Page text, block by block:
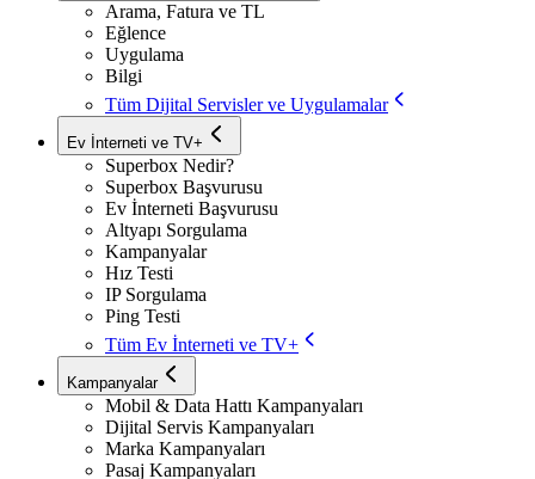
Arama, Fatura ve TL
Eğlence
Uygulama
Bilgi
Tüm Dijital Servisler ve Uygulamalar
Ev İnterneti ve TV+
Superbox Nedir?
Superbox Başvurusu
Ev İnterneti Başvurusu
Altyapı Sorgulama
Kampanyalar
Hız Testi
IP Sorgulama
Ping Testi
Tüm Ev İnterneti ve TV+
Kampanyalar
Mobil & Data Hattı Kampanyaları
Dijital Servis Kampanyaları
Marka Kampanyaları
Pasaj Kampanyaları